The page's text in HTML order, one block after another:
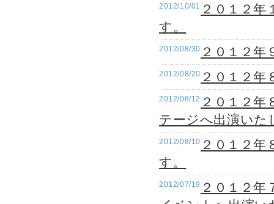
2012/10/01 ２０１２年
す。
2012/08/30 ２０１２年
2012/08/20 ２０１２年
2012/08/12 ２０１２年
テージへ出演いた
2012/08/10 ２０１２
す。
2012/07/19 ２０１２